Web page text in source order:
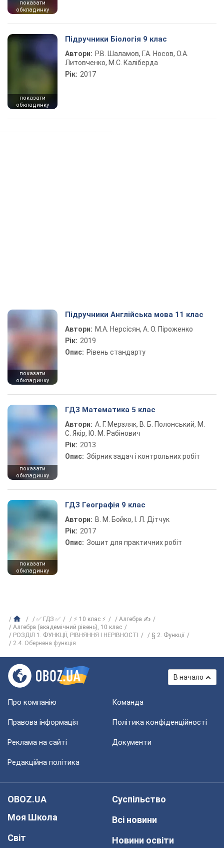
показати
обкладинку
показати
обкладинку
Підручники Біологія 9 клас
Автори: Р.В. Шаламов, Г.А. Носов, О.А.
Литовченко, М.С. Каліберда
Рік: 2017
показати
обкладинку
Підручники Англійська мова 11 клас
Автори: М.А. Нерсісян, А. О. Піроженко
Рік: 2019
Опис: Рівень стандарту
показати
обкладинку
ГДЗ Математика 5 клас
Автори: А. Г. Мерзляк, В. Б. Полонський, М.
С. Якір, Ю. М. Рабінович
Рік: 2013
Опис: Збірник задач і контрольних робіт
показати
обкладинку
ГДЗ Географія 9 клас
Автори: В. М. Бойко, І. Л. Дітчук
Рік: 2017
Опис: Зошит для практичних робіт
✅ ГДЗ ✅ ⚡ 10 клас ⚡
Алгебра ✍
Алгебра (академічний рівень), 10 клас
РОЗДІЛ 1. ФУНКЦІЇ, РІВНЯННЯ І НЕРІВНОСТІ
§ 2. Функції
2.4. Обернена функція
В начало
Про компанію Команда
Правова інформація Політика конфіденційності
Реклама на сайті Документи
Редакційна політика
OBOZ.UA
Моя Школа
Світ
Суспільство
Всі новини
Новини освіти